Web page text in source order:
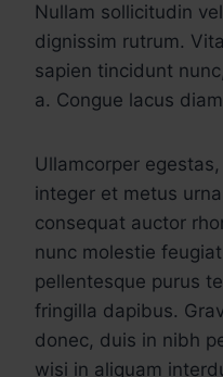
Nullam sollicitudin
dignissim rutrum.
sapien tincidunt
a. Congue lacus
Ullamcorper
integer et metus
consequat auctor
nunc molestie
pellentesque purus
fringilla dapibus.
donec, duis in nibh
wisi in aliquam